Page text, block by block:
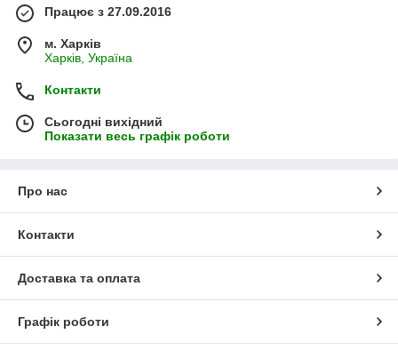
Працює з 27.09.2016
м. Харків
Харків, Україна
Контакти
Сьогодні вихідний
Показати весь графік роботи
Про нас
Контакти
Доставка та оплата
Графік роботи